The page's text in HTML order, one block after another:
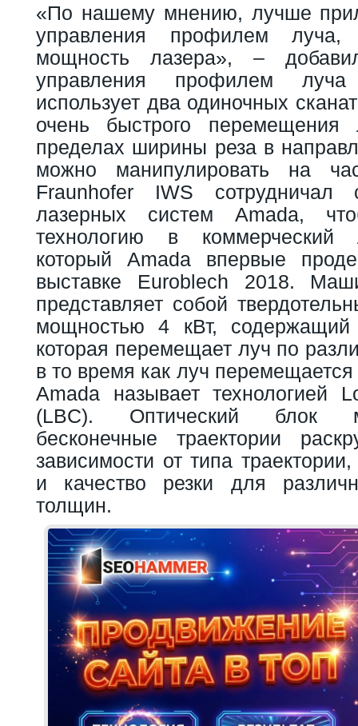
«По нашему мнению, лучше
управления профилем луча,
мощность лазера», –
управления профилем
использует два одиночных
очень быстрого перемещения
пределах ширины реза в
можно манипулировать на
Fraunhofer IWS сотрудничал
лазерных систем Amada,
технологию в коммерческий
который Amada впервые
выставке Euroblech 2018.
представляет собой
мощностью 4 кВт, содержащий
которая перемещает луч по
в то время как луч
Amada называет технологией
(LBC). Оптический блок
бесконечные траектории
зависимости от типа
и качество резки для
толщин.